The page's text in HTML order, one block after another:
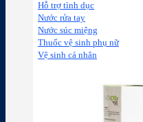
Hỗ trợ tình dục
Nước rửa tay
Nước súc miệng
Thuốc vệ sinh phụ nữ
Vệ sinh cá nhân